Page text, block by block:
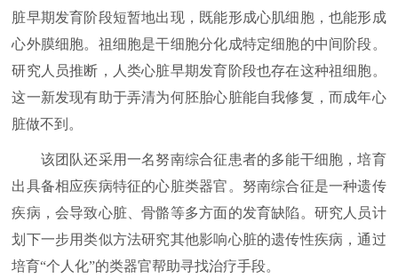
脏早期发育阶段短暂地出现，既能形成心肌细胞，也能形成
心外膜细胞。祖细胞是干细胞分化成特定细胞的中间阶段。
研究人员推断，人类心脏早期发育阶段也存在这种祖细胞。
这一新发现有助于弄清为何胚胎心脏能自我修复，而成年心
脏做不到。
该团队还采用一名努南综合征患者的多能干细胞，培育
出具备相应疾病特征的心脏类器官。努南综合征是一种遗传
疾病，会导致心脏、骨骼等多方面的发育缺陷。研究人员计
划下一步用类似方法研究其他影响心脏的遗传性疾病，通过
培育“个人化”的类器官帮助寻找治疗手段。